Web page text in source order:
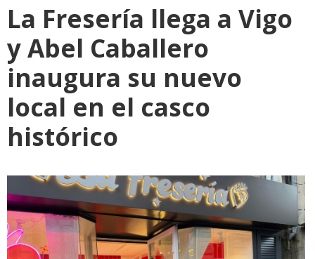
La Fresería llega a Vigo
y Abel Caballero
inaugura su nuevo
local en el casco
histórico